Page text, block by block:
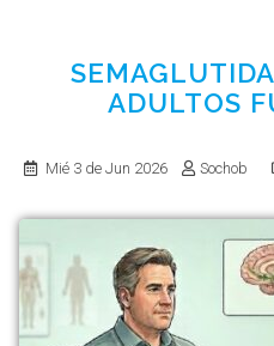
ADULTOS
Mié 3 de Jun 2026 Sochob